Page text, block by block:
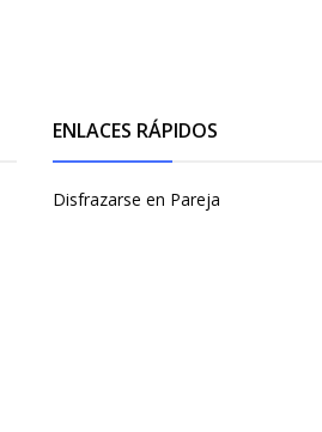
ENLACES RÁPIDOS
Disfrazarse en Pareja